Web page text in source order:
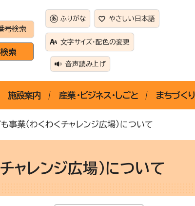
号検索
ふりがな やさしい日本語
文字サイズ・配色の変更
音声読み上げ
施設案内 産業・ビジネス・しごと まちづくり
事業（わくわくチャレンジ広場）について
ャレンジ広場）について